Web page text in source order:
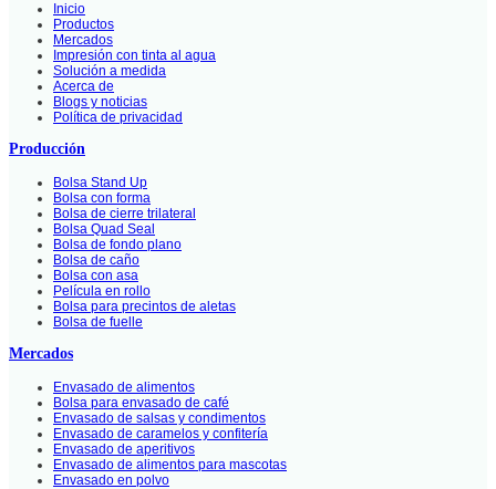
Inicio
Productos
Mercados
Impresión con tinta al agua
Solución a medida
Acerca de
Blogs y noticias
Política de privacidad
Producción
Bolsa Stand Up
Bolsa con forma
Bolsa de cierre trilateral
Bolsa Quad Seal
Bolsa de fondo plano
Bolsa de caño
Bolsa con asa
Película en rollo
Bolsa para precintos de aletas
Bolsa de fuelle
Mercados
Envasado de alimentos
Bolsa para envasado de café
Envasado de salsas y condimentos
Envasado de caramelos y confitería
Envasado de aperitivos
Envasado de alimentos para mascotas
Envasado en polvo